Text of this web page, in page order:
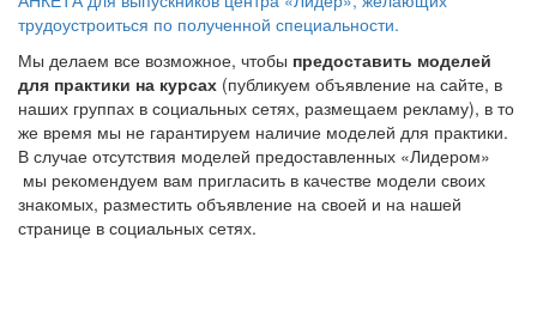
трудоустроиться по полученной специальности.
Мы делаем все возможное, чтобы предоставить моделей
для практики на курсах (публикуем объявление на сайте, в
наших группах в социальных сетях, размещаем рекламу), в то
же время мы не гарантируем наличие моделей для практики.
В случае отсутствия моделей предоставленных «Лидером»
мы рекомендуем вам пригласить в качестве модели своих
знакомых, разместить объявление на своей и на нашей
странице в социальных сетях.